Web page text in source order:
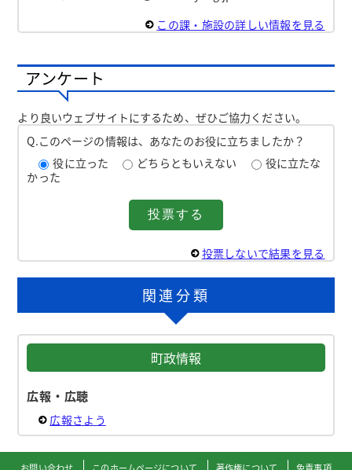
この課・施設の詳しい情報を見る
アンケート
より良いウェブサイトにするため、ぜひご協力ください。
Q.このページの情報は、あなたのお役に立ちましたか？
役に立った
どちらともいえない
役に立たな
かった
投票しないで結果を見る
関連分類
町政情報
広報・広聴
広報さよう